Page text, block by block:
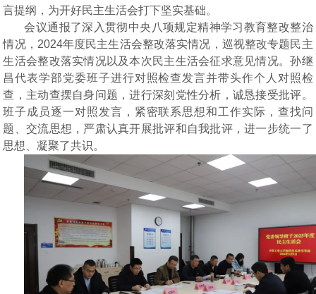
言提纲 ， 为开好民主生活会打下坚实基础。
会议通报了深入贯彻中央八项规定精神学习教育整改整治
情况， 2024年度民主生活会整改落实情况， 巡视整改专题民主
生活会整改落实情况以及本次民主生活会征求意见情况。孙继
昌代表学部党委班子进行对照检查发言并带头作个人对照检
查，主动查摆自身问题，进行深刻党性分析，诚恳接受批评。
班子成员逐一对照发言，紧密联系思想和工作实际，查找问
题、交流思想，严肃认真开展批评和自我批评，进一步统一了
思想、凝聚了共识。